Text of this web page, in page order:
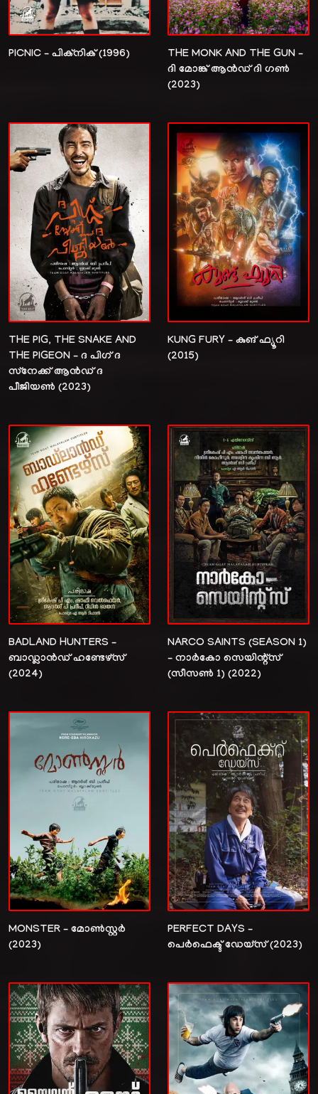
PICNIC – പിക്നിക് (1996)
THE MONK AND THE GUN –
ദി മോങ്ക് ആൻഡ് ദി ഗൺ
(2023)
THE PIG, THE SNAKE AND
THE PIGEON – ദ പിഗ് ദ
സ്‌നേക്ക് ആൻഡ് ദ
പീജിയൺ (2023)
KUNG FURY – കുങ് ഫ്യൂറി
(2015)
BADLAND HUNTERS –
ബാഡ്ലാൻഡ് ഹണ്ടേഴ്സ്
(2024)
NARCO SAINTS (SEASON 1)
– നാർകോ സെയിന്റ്സ്
(സീസൺ 1) (2022)
MONSTER – മോൺസ്റ്റർ
(2023)
PERFECT DAYS –
പെർഫെക്ട് ഡേയ്‌സ് (2023)